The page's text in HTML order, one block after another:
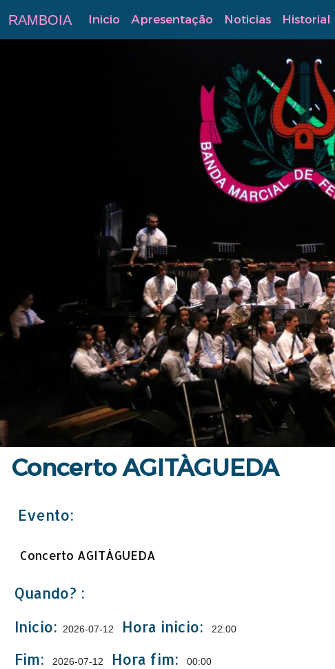
RAMBOIA Inicio Apresentação Noticias Historial
Concerto AGITÀGUEDA
Evento:
Concerto AGITÀGUEDA
Quando? :
Início:
2026-07-12 Hora inicio: 22:00
Fim: 2026-07-12 Hora fim: 00:00